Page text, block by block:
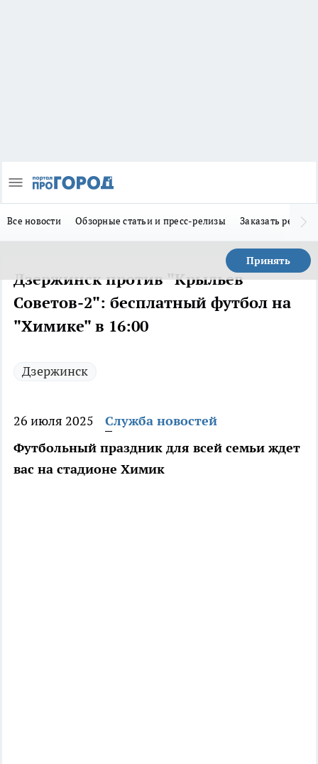
Все новости Обзорные статьи и пресс-релизы Заказать
Принять
Дзержинск против "Крыльев
Советов-2": бесплатный футбол на
"Химике" в 16:00
Дзержинск
26 июля 2025
Служба новостей
Футбольный праздник для всей семьи ждет
вас на стадионе Химик